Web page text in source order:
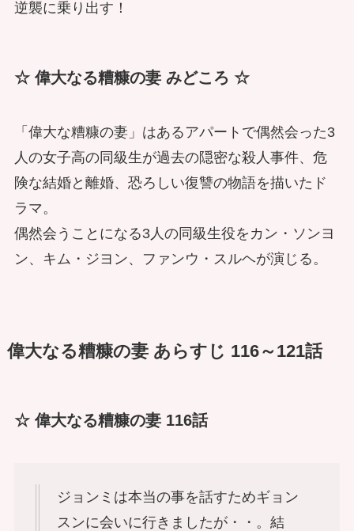
逆襲に乗り出す！
☆ 偉大なる糟糠の妻 みどころ ☆
「偉大な糟糠の妻」はあるアパートで偶然会った3
人の女子高の同級生が過去の隠密な殺人事件、危
険な結婚と離婚、恐ろしい復讐の物語を描いたド
ラマ。
偶然会うことになる3人の同級生役をカン・ソンヨ
ン、キム・ジヨン、ファンウ・スルヘが演じる。
偉大なる糟糠の妻 あらすじ 116～121話
☆ 偉大なる糟糠の妻 116話
ジョンミは本当の事を話すためギョン
スンに会いに行きましたが・・。結